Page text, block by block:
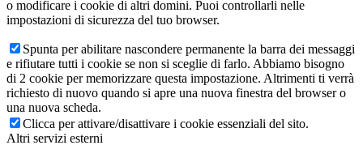
o modificare i cookie di altri domini. Puoi controllarli nelle
impostazioni di sicurezza del tuo browser.
Spunta per abilitare nascondere permanente la barra dei messaggi
e rifiutare tutti i cookie se non si sceglie di farlo. Abbiamo bisogno
di 2 cookie per memorizzare questa impostazione. Altrimenti ti verrà
richiesto di nuovo quando si apre una nuova finestra del browser o
una nuova scheda.
Clicca per attivare/disattivare i cookie essenziali del sito.
Altri servizi esterni